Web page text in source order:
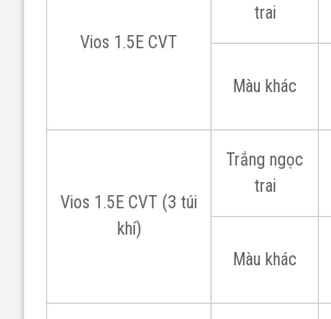
Vios 1.5E CVT
trai
Màu khác
Vios 1.5E CVT (3 túi
khí)
Trắng ngọc
trai
Màu khác